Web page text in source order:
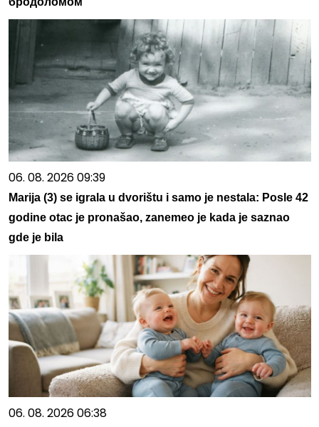
06. 08. 2026 09:39
Marija (3) se igrala u dvorištu i samo je nestala: Posle 42
godine otac je pronašao, zanemeo je kada je saznao
gde je bila
06. 08. 2026 06:38